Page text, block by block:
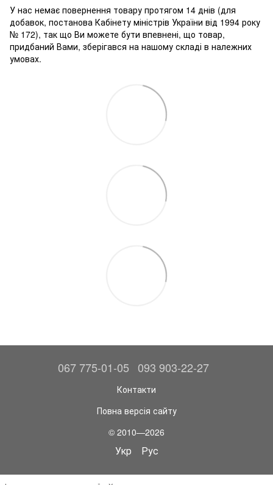
У нас немає повернення товару протягом 14 днів (для
добавок, постанова Кабінету міністрів України від 1994 року
№ 172), так що Ви можете бути впевнені, що товар,
придбаний Вами, зберігався на нашому складі в належних
умовах.
067 775-01-05 093 903-22-27
Контакти
Повна версія сайту
© 2010—2026
Укр Рус